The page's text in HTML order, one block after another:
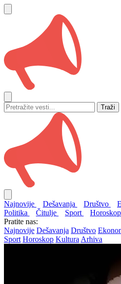
Traži
Najnovije Dešavanja Društvo
Politika
Čitulje Sport Horoskop
Pratite nas:
Najnovije Dešavanja Društvo
Sport Horoskop Kultura Arhiva